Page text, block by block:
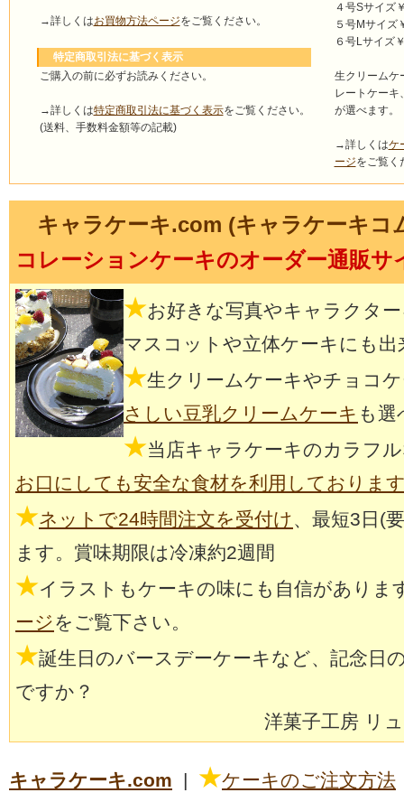
→詳しくはお買物方法ページをご覧ください。
特定商取引法に基づく表示
ご購入の前に必ずお読みください。
→詳しくは特定商取引法に基づく表示をご覧ください。
(送料、手数料金額等の記載)
４号Sサイズ
５号Mサイズ
６号Lサイズ
生クリームケ
レートケーキ
が選べます。
→詳しくはケ
ージをご覧く
キャラケーキ.com (キャラケーキコ
コレーションケーキのオーダー通販サ
★お好きな写真やキャラクタ
マスコットや立体ケーキにも出
★生クリームケーキやチョコ
さしい豆乳クリームケーキ も選
★当店キャラケーキのカラフ
お口にしても安全な食材を利用しておりま
★ネットで24時間注文を受付け、最短3日(
ます。賞味期限は冷凍約2週間
★イラストもケーキの味にも自信がありま
ージをご覧下さい。
★誕生日のバースデーケーキなど、記念日
ですか？
洋菓子工房 リ
キャラケーキ.com | ★ケーキのご注文方法